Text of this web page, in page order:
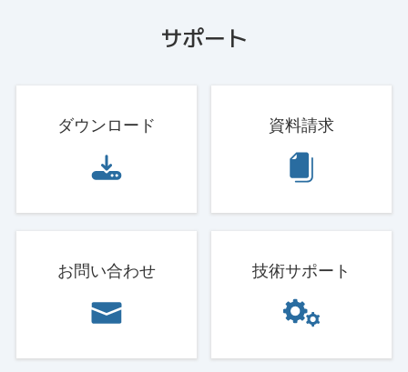
サポート
ダウンロード 資料請求
お問い合わせ 技術サポート